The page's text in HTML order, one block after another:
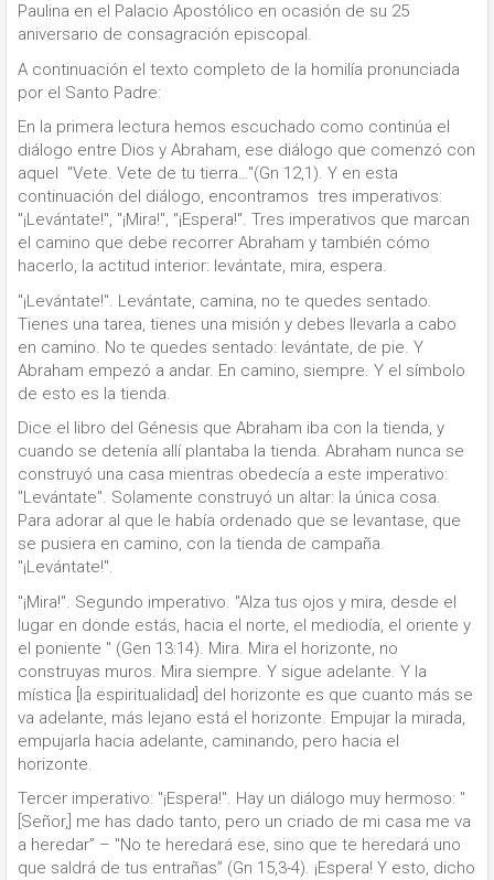
Paulina en el Palacio Apostólico en ocasión de su 25
aniversario de consagración episcopal.
A continuación el texto completo de la homilía pronunciada
por el Santo Padre:
En la primera lectura hemos escuchado como continúa el
diálogo entre Dios y Abraham, ese diálogo que comenzó con
aquel "Vete. Vete de tu tierra…"(Gn 12,1). Y en esta
continuación del diálogo, encontramos tres imperativos:
"¡Levántate!", "¡Mira!", "¡Espera!". Tres imperativos que marcan
el camino que debe recorrer Abraham y también cómo
hacerlo, la actitud interior: levántate, mira, espera.
"¡Levántate!". Levántate, camina, no te quedes sentado.
Tienes una tarea, tienes una misión y debes llevarla a cabo
en camino. No te quedes sentado: levántate, de pie. Y
Abraham empezó a andar. En camino, siempre. Y el símbolo
de esto es la tienda.
Dice el libro del Génesis que Abraham iba con la tienda, y
cuando se detenía allí plantaba la tienda. Abraham nunca se
construyó una casa mientras obedecía a este imperativo:
"Levántate". Solamente construyó un altar: la única cosa.
Para adorar al que le había ordenado que se levantase, que
se pusiera en camino, con la tienda de campaña.
"¡Levántate!".
"¡Mira!". Segundo imperativo. "Alza tus ojos y mira, desde el
lugar en donde estás, hacia el norte, el mediodía, el oriente y
el poniente " (Gen 13:14). Mira. Mira el horizonte, no
construyas muros. Mira siempre. Y sigue adelante. Y la
mística [la espiritualidad] del horizonte es que cuanto más se
va adelante, más lejano está el horizonte. Empujar la mirada,
empujarla hacia adelante, caminando, pero hacia el
horizonte.
Tercer imperativo: "¡Espera!". Hay un diálogo muy hermoso: "
[Señor,] me has dado tanto, pero un criado de mi casa me va
a heredar” – "No te heredará ese, sino que te heredará uno
que saldrá de tus entrañas” (Gn 15,3-4). ¡Espera! Y esto, dicho